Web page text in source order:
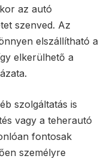
az autó
szenved. Az
elszállítható a
elkerülhető a
szolgáltatás is
vagy a teherautó
fontosak
személyre